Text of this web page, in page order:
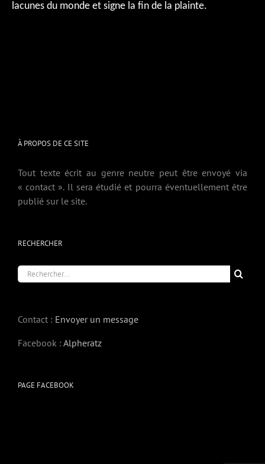
lacunes du monde et signe la fin de la plainte.
À PROPOS DE CE SITE
Tout texte écrit au genre neutre peut être envoyé via
« contact ». Il sera étudié et pourra éventuellement être
publié sur le site.
RECHERCHER
Rechercher:
Contact : Envoyer un message
Facebook : Alpheratz
PAGE FACEBOOK